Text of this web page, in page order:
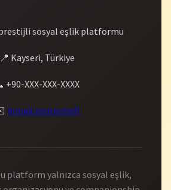
sosyal eşlik platformu
📍 Kayseri, Türkiye
+90-XXX-XXX-XXXX
[email protected]
platform yalnızca sosyal eşlik,